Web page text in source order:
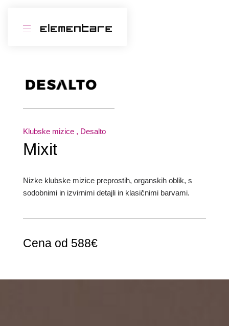
Klubske mizice , Desalto
Mixit
Nizke klubske mizice preprostih, organskih oblik, s
sodobnimi in izvirnimi detajli in klasičnimi barvami.
Cena od 588€